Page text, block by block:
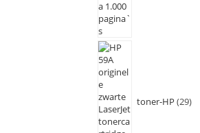
toner-HP 29